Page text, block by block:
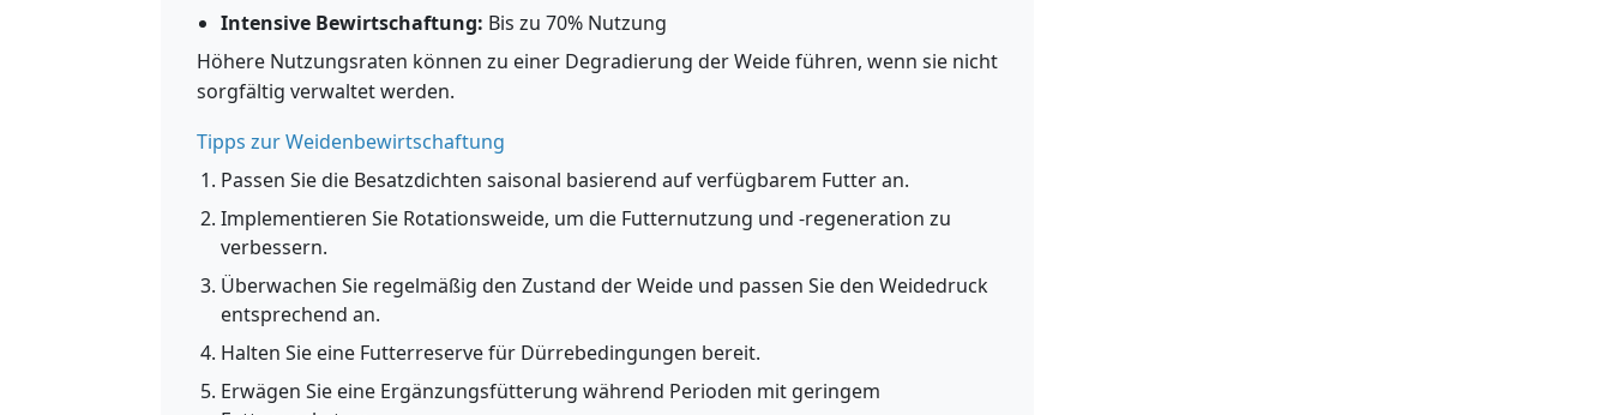
Intensive Bewirtschaftung: Bis zu 70% Nutzung
Höhere Nutzungsraten können zu einer Degradierung der Weide führen, wenn sie nicht
sorgfältig verwaltet werden.
Tipps zur Weidenbewirtschaftung
Passen Sie die Besatzdichten saisonal basierend auf verfügbarem Futter an.
Implementieren Sie Rotationsweide, um die Futternutzung und -regeneration zu
verbessern.
Überwachen Sie regelmäßig den Zustand der Weide und passen Sie den Weidedruck
entsprechend an.
Halten Sie eine Futterreserve für Dürrebedingungen bereit.
Erwägen Sie eine Ergänzungsfütterung während Perioden mit geringem